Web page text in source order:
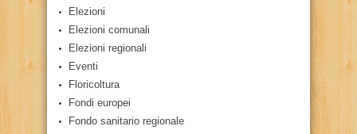
Elezioni
Elezioni comunali
Elezioni regionali
Eventi
Floricoltura
Fondi europei
Fondo sanitario regionale